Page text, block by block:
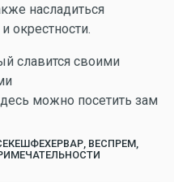
насладиться
окрестности.
славится своими
можно посетить зам
ВЕСПРЕМ,